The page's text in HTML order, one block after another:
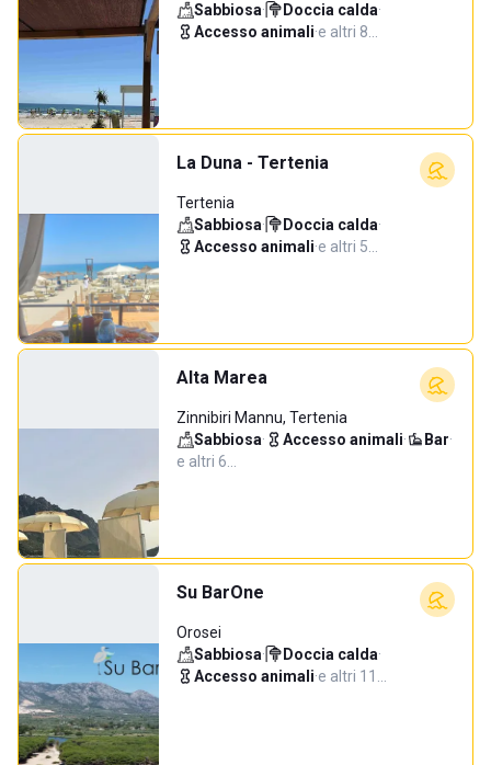
Sabbiosa· Doccia calda·
Accesso animali·e altri 8…
La Duna - Tertenia
Tertenia
Sabbiosa· Doccia calda·
Accesso animali·e altri 5…
Alta Marea
Zinnibiri Mannu, Tertenia
Sabbiosa· Accesso animali· Bar·
e altri 6…
Su BarOne
Orosei
Sabbiosa· Doccia calda·
Accesso animali·e altri 11…